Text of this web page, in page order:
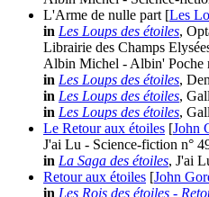
L'Arme de nulle part [Les
in Les Loups des étoiles,
Librairie des Champs
Albin Michel - Albin' Poche
in Les Loups des étoiles,
in Les Loups des étoiles,
in Les Loups des étoiles,
Le Retour aux étoiles [John
J'ai Lu - Science-fiction n°
in La Saga des étoiles, J'ai
Retour aux étoiles [John
in Les Rois des étoiles -